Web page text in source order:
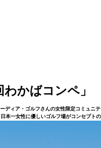
かばコンペ」
ディア・ゴルフさんの女性限定コミュニテ
日本一女性に優しいゴルフ場がコンセプト